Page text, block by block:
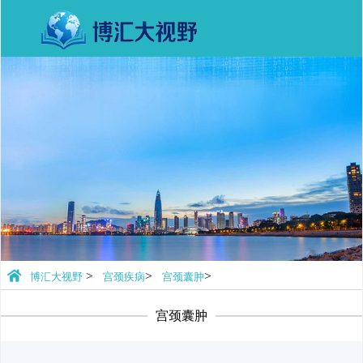
博汇大视野 > 宫颈疾病> 宫颈囊肿>
宫颈囊肿